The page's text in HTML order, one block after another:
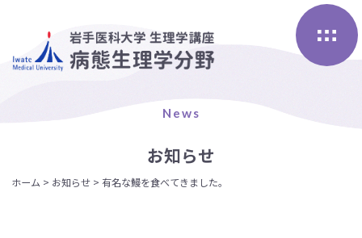
News
お知らせ
ホーム > お知らせ > 有名な鰻を食べてきました。